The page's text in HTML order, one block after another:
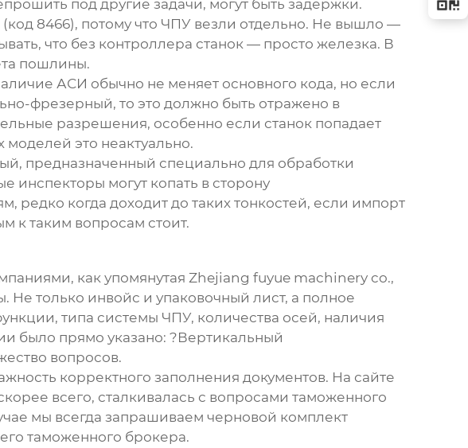
под другие задачи, могут быть задержки.
8466), потому что ЧПУ везли отдельно. Не вышло —
что без контроллера станок — просто железка. В
пошлины.
АСИ обычно не меняет основного кода, но если
фрезерный, то это должно быть отражено в
разрешения, особенно если станок попадает
это неактуально.
предназначенный специально для обработки
инспекторы могут копать в сторону
когда доходит до таких тонкостей, если импорт
к таким вопросам стоит.
как упомянутая Zhejiang fuyue machinery co.,
Не только инвойс и упаковочный лист, а полное
типа системы ЧПУ, количества осей, наличия
было прямо указано: ?Вертикальный
вопросов.
корректного заполнения документов. На сайте
всего, сталкивалась с вопросами таможенного
мы всегда запрашиваем черновой комплект
таможенного брокера.